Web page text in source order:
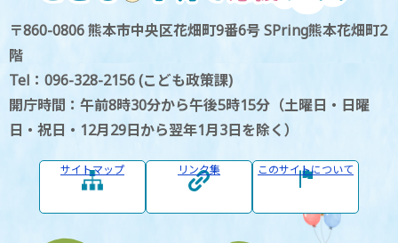
〒860-0806 熊本市中央区花畑町9番6号 SPring熊本花畑町2
階
Tel：096-328-2156 (こども政策課)
開庁時間：午前8時30分から午後5時15分（土曜日・日曜
日・祝日・12月29日から翌年1月3日を除く）
サイトマップ リンク集 このサイトについて